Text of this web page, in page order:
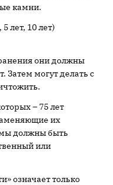
камни.
лет, 10 лет)
они должны
Затем могут делать с
– 75 лет
их
должны быть
или
означает только